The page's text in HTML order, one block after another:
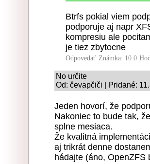
Btrfs pokial viem
podporuje aj napr
kompresiu ale
je tiez zbytocne
Odpovedať Známka: 10.0
No určite
Od: čevapčiči | Pridané:
Jeden hovorí, že
Nakoniec to bude tak,
splne mesiaca.
Že kvalitná
aj trikrát denne
hádajte (áno, OpenZFS